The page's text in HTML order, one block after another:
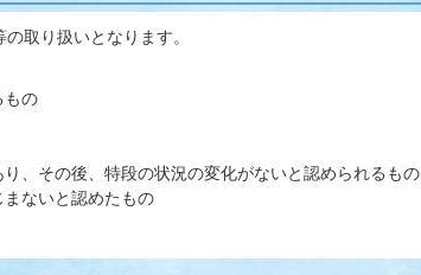
取り扱いとなります。
もの
、その後、特段の状況の変化がないと認められるもの
ないと認めたもの